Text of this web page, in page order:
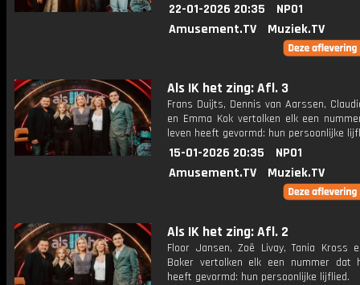
22-01-2026 20:35
NPO1
Amusement.TV
Muziek.TV
Als IK het zing: Afl. 3
Frans Duijts, Dennis van Aarssen,
en Emma Kok vertolken elk een
leven heeft gevormd: hun persoonlijke
15-01-2026 20:35
NPO1
Amusement.TV
Muziek.TV
Als IK het zing: Afl. 2
Floor Jansen, Zoë Livay, Tania Kross
Baker vertolken elk een nummer dat
heeft gevormd: hun persoonlijke lijflied.